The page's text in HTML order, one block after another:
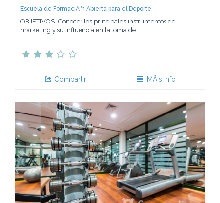
Escuela de FormaciÃ³n Abierta para el Deporte
OBJETIVOS- Conocer los principales instrumentos del
marketing y su influencia en la toma de...
Compartir MÃ¡s Info